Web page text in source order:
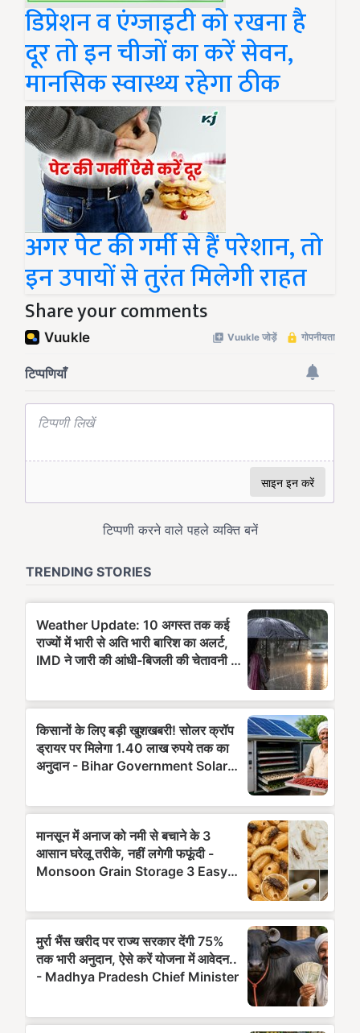
डिप्रेशन व एंग्जाइटी को रखना है
दूर तो इन चीजों का करें सेवन,
मानसिक स्वास्थ्य रहेगा ठीक
अगर पेट की गर्मी से हैं परेशान, तो
इन उपायों से तुरंत मिलेगी राहत
Share your comments